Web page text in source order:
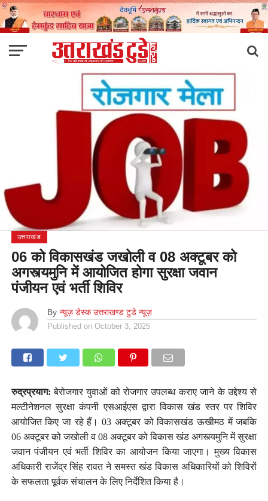
उत्तराखंड
06 को विकासखंड जखोली व 08 अक्टूबर को
अगस्त्यमुनि में आयोजित होगा सुरक्षा जवान
पंजीयन एवं भर्ती शिविर
By न्यूज़ डेस्क उत्तराखण्ड टुडे न्यूज़
Published on October 3, 2025
रुद्रप्रयाग: बेरोजगार युवाओं को रोजगार उपलब्ध कराए जाने के उद्देश्य से
मल्टीनेशनल सुरक्षा कंपनी एसआईएस द्वारा विकास खंड स्तर पर शिविर
आयोजित किए जा रहे हैं। 03 अक्टूबर को विकासखंड ऊखीमठ में जबकि
06 अक्टूबर को जखोली व 08 अक्टूबर को विकास खंड अगस्त्यमुनि में सुरक्षा
जवान पंजीयन एवं भर्ती शिविर का आयोजन किया जाएगा। मुख्य विकास
अधिकारी राजेंद्र सिंह रावत ने समस्त खंड विकास अधिकारियों को शिविरों
के सफलता पूर्वक संचालन के लिए निर्देशित किया है।